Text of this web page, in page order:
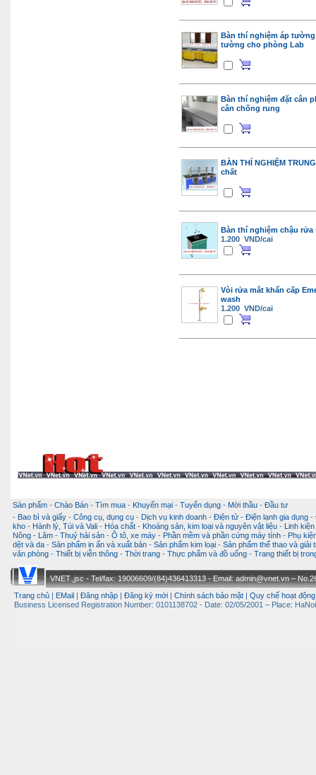
Bàn thí nghiệm áp
tường cho phòng Lab
Bàn thí nghiệm đặt cân
cân chống rung
BÀN THÍ NGHIỆM
chất
Bàn thí nghiệm chậu rửa
1.200 VND/cai
Vòi rửa mắt khẩn cấp
wash
1.200 VND/cai
Sản phẩm - Chào Bán - Tìm mua - Khuyến mại - Tuyển dụng - Mời thầu - Đầu tư
- Bao bì và giấy - Công cụ, dụng cụ - Dịch vụ kinh doanh - Điện tử - Điện lạnh gia dụng -
kho - Hành lý, Túi và Vali - Hóa chất - Khoáng sản, kim loại và nguyên vật liệu -
Linh
Nông - Lâm - Thuỷ hải sản - Ô tô, xe máy - Phần mềm và phần cứng máy tính - Phụ
dệt và da - Sản phẩm in ấn và xuất bản - Sản phẩm kim loại - Sản phẩm thể thao và giải
văn phòng - Thiết bị viễn thông - Thời trang - Thực phẩm và đồ uống - Trang thiết bị
VNET.,jsc - Tel/fax: 19006609/(84)436413313 - Email: admin@vnet.vn –
Trang chủ
EMail Đăng nhập Đăng ký mới Chính sách bảo mật Quy chế hoạt động
Business Licensed Registration Number: 0101138702 - Date: 02/05/2001 – Place: